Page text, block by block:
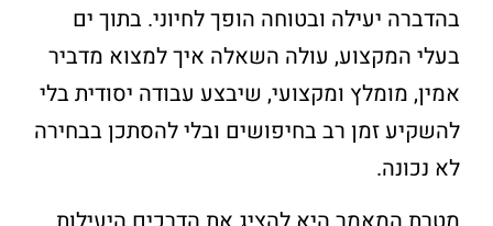
בהדברה יעילה ובטוחה הופך לחיוני. בתוך ים
בעלי המקצוע, עולה השאלה איך למצוא מדביר
אמין, מומלץ ומקצועי, שיבצע עבודה יסודית בלי
להשקיע זמן רב בחיפושים ובלי להסתכן בבחירה
לא נכונה.